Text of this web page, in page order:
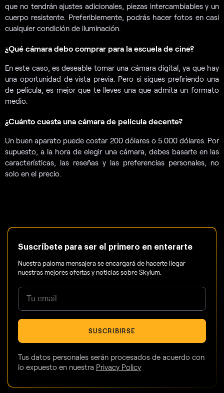
que no tendrán ajustes adicionales, piezas intercambiables y un
cuerpo resistente. Preferiblemente, podrás hacer fotos en casi
cualquier condición de iluminación.
¿Qué cámara debo comprar para la escuela de cine?
En este caso, es deseable tomar una cámara digital, ya que hay
una oportunidad de vista previa. Pero si sigues prefiriendo una
de película, es mejor que te lleves una que admita un formato
medio.
¿Cuánto cuesta una cámara de película decente?
Un buen aparato puede costar 200 dólares o 5.000 dólares. Por
supuesto, a la hora de elegir una cámara, debes basarte en las
características, las reseñas y las preferencias personales, no
solo en el precio.
Suscríbete para ser el primero en enterarte
Nuestra paloma mensajera se encargará de hacerte llegar
nuestras mejores ofertas y noticias sobre Skylum.
SUSCRIBIRSE
Tus datos personales serán procesados de acuerdo con
lo expuesto en nuestra Privacy Policy